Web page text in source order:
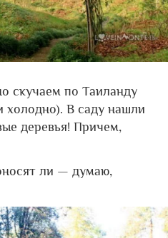
скучаем по Таиланду
холодно). В саду нашли
деревья! Причем,
ли — думаю,